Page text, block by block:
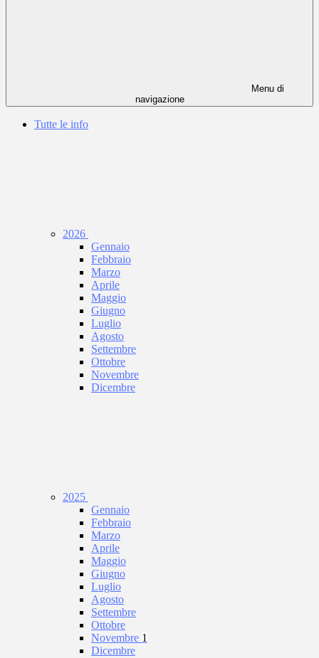
Menu di
navigazione
Tutte le info
2026
Gennaio
Febbraio
Marzo
Aprile
Maggio
Giugno
Luglio
Agosto
Settembre
Ottobre
Novembre
Dicembre
2025
Gennaio
Febbraio
Marzo
Aprile
Maggio
Giugno
Luglio
Agosto
Settembre
Ottobre
Novembre 1
Dicembre